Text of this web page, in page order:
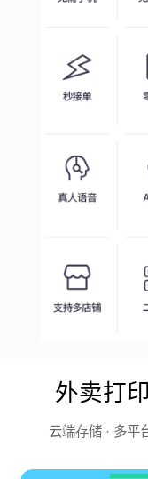
外卖打
云端存储 · 多平